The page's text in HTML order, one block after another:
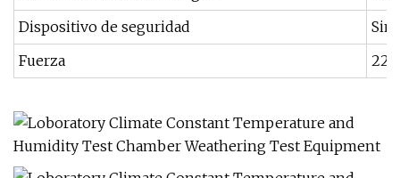
Dispositivo de seguridad
Sin
Fuerza
220